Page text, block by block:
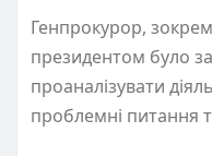
Генпрокурор,
президентом було
проаналізувати
проблемні питання